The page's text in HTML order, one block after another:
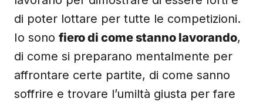
di poter lottare per tutte le competizioni.
Io sono fiero di come stanno lavorando,
di come si preparano mentalmente per
affrontare certe partite, di come sanno
soffrire e trovare l’umiltà giusta per fare